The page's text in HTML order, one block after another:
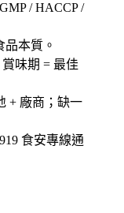
/ HACCP /
品本質。
賞味期 = 最佳
+ 廠商；缺一
食安專線通